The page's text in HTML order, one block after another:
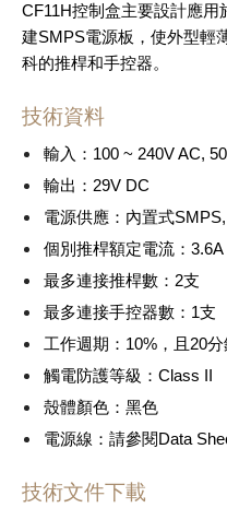
CF11H控制盒主要設計應
建SMPS電源板，使外型輕
科的推桿和手控器。
技術資料
輸入：100 ~ 240V AC,
輸出：29V DC
電源供應：內置式
個別推桿額定電流：3.6A
最多連接推桿數：2支
最多連接手控器數：1支
工作週期：10%，且20
觸電防護等級：Class II
殼體顏色：黑色
電源線：請參閱Data
技術文件下載